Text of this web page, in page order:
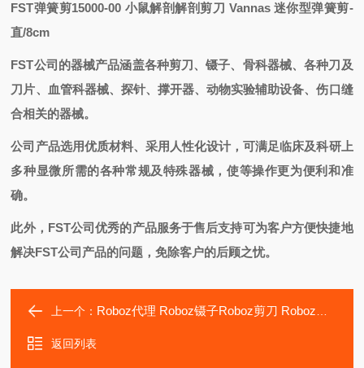
FST弹簧剪15000-00 小鼠解剖解剖剪刀 Vannas 迷你型弹簧剪-
直/8cm
FST公司的器械产品涵盖各种剪刀、镊子、骨科器械、各种刀及
刀片、血管科器械、探针、撑开器、动物实验辅助设备、伤口缝
合相关的器械。
公司产品选用优质材料、采用人性化设计，可满足临床及科研上
多种显微所需的各种常规及特殊器械，使等操作更为便利和准
确。
此外， FST公司优秀的产品服务于售后支持可为客户方便快捷地
解决FST公司产品的问题，免除客户的后顾之忧。
上一个： Roboz代理 Roboz镊子Roboz剪刀 Roboz弹簧剪 RS镊子
返回列表